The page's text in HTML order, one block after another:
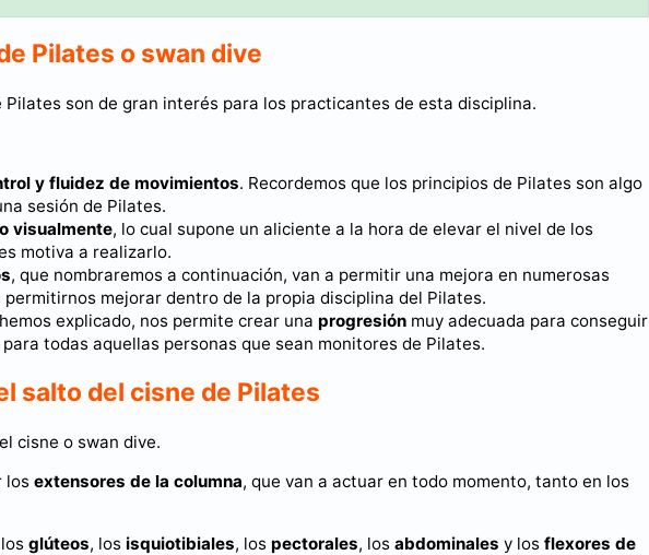
Pilates o swan dive
son de gran interés para los practicantes de esta disciplina.
y fluidez de movimientos. Recordemos que los principios de Pilates son algo
sesión de Pilates.
visualmente, lo cual supone un aliciente a la hora de elevar el nivel de los
motiva a realizarlo.
, que nombraremos a continuación, van a permitir una mejora en numerosas
mejorar dentro de la propia disciplina del Pilates.
explicado, nos permite crear una progresión muy adecuada para conseguir
todas aquellas personas que sean monitores de Pilates.
salto del cisne de Pilates
cisne o swan dive.
los extensores de la columna, que van a actuar en todo momento, tanto en los
glúteos, los isquiotibiales, los pectorales, los abdominales y los flexores de